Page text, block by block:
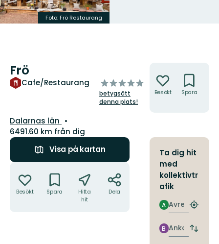
Foto: Frö Restaurang
Frö
Cafe/Restaurang
av
5
stjärnor
betygsätt
denna plats!
Län:
Dalarnas län
6491.60 km från dig
Visa på kartan
Besökt Spara
Hitta
hit
Dela
Besökt Spara
Ta dig hit
med
kollektivtr
afik
Avresa
A
Hitta
Ankomst
B
Byt